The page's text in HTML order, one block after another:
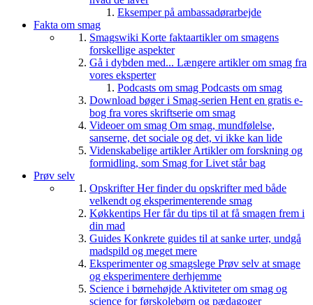
Eksemper på ambassadørarbejde
Fakta om smag
Smagswiki Korte faktaartikler om smagens
forskellige aspekter
Gå i dybden med... Længere artikler om smag fra
vores eksperter
Podcasts om smag Podcasts om smag
Download bøger i Smag-serien Hent en gratis e-
bog fra vores skriftserie om smag
Videoer om smag Om smag, mundfølelse,
sanserne, det sociale og det, vi ikke kan lide
Videnskabelige artiklerArtikler om forskning og
formidling, som Smag for Livet står bag
Prøv selv
OpskrifterHer finder du opskrifter med både
velkendt og eksperimenterende smag
Køkkentips Her får du tips til at få smagen frem i
din mad
Guides Konkrete guides til at sanke urter, undgå
madspild og meget mere
Eksperimenter og smagslege Prøv selv at smage
og eksperimentere derhjemme
Science i børnehøjde Aktiviteter om smag og
science for førskolebørn og pædagoger